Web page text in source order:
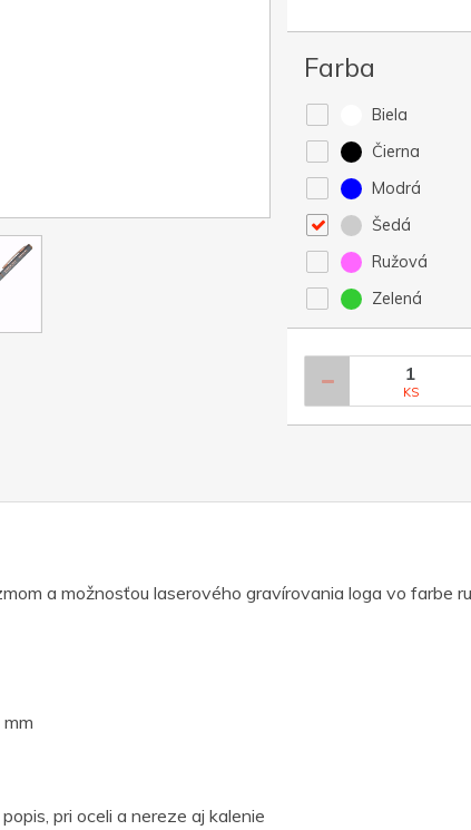
Farba
Biela
Čierna
Modrá
Šedá
Ružová
Zelená
KS
a možnosťou laserového gravírovania loga vo farbe
pri oceli a nereze aj kalenie